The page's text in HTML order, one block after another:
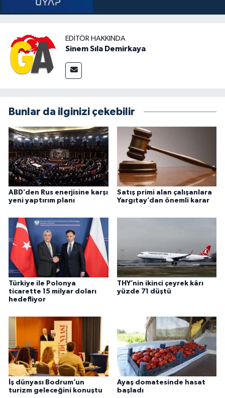
EDITÖR HAKKINDA
Sinem Sıla Demirkaya
Bunlar da ilginizi çekebilir
ABD’den Rus enerjisine karşı
yeni yaptırım planı
Satış primi alan çalışanlara
Yargıtay’dan önemli karar
Türkiye ile Polonya
ticarette 15 milyar doları
hedefliyor
THY’nin ikinci çeyrek kârı
yüzde 71 düştü
İş dünyası Bodrum’un
turizm geleceğini konuştu
Ayaş domatesinde hasat
başladı